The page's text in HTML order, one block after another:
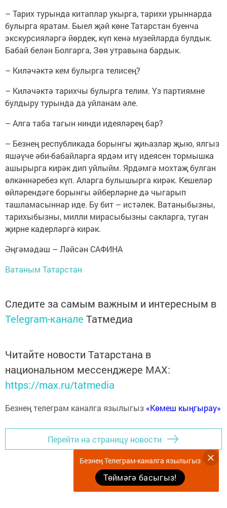
– Тарих турында китаплар укырга, тарихи урыннарда
булырга яратам. Быел җәй көне Татарстан буенча
экскурсияләргә йөрдек, күп кенә музейларда булдык.
Бабай белән Болгарга, Зөя утравына бардык.
– Киләчәктә кем булырга телисең?
– Киләчәктә тарихчы булырга телим. Үз партиямне
булдыру турында да уйланам әле.
– Алга таба тагын нинди идеяләрең бар?
– Безнең республикада борынгы җиһазлар җыю, ялгыз
яшәүче әби-бабайларга ярдәм итү идеясен тормышка
ашырырга кирәк дип уйлыйм. Ярдәмгә мохтаҗ булган
өлкәннәребез күп. Аларга булышырга кирәк. Кешеләр
өйләрендәге борынгы әйберләрне дә чыгарып
ташламасыннар иде. Бу бит – истәлек. Ватаныбызны,
тарихыбызны, милли мирасыбызны сакларга, туган
җирне кадерләргә кирәк.
Әңгәмәдәш – Ләйсән САФИНА
Ватаным Татарстан
Следите за самым важным и интересным в
Telegram-канале Татмедиа
Читайте новости Татарстана в
национальном мессенджере MАХ:
https://max.ru/tatmedia
Безнең телеграм каналга язылыгыз «Көмеш кыңгырау»
Перейти на страницу новости
Безнең Телеграм-каналга язылыгыз
Төймәгә басыгыз!